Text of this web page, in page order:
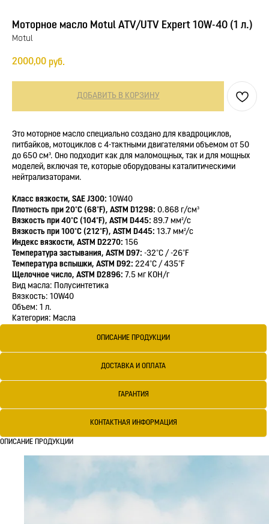
Моторное масло Motul ATV/UTV Expert 10W-40 (1 л.)
Motul
2000,00 руб.
ДОБАВИТЬ В КОРЗИНУ
Это моторное масло специально создано для квадроциклов,
питбайков, мотоциклов с 4-тактными двигателями объемом от 50
до 650 см³. Оно подходит как для маломощных, так и для мощных
моделей, включая те, которые оборудованы каталитическими
нейтрализаторами.
Класс вязкости, SAE J300: 10W40
Плотность при 20°C (68°F), ASTM D1298: 0.868 г/см³
Вязкость при 40°C (104°F), ASTM D445: 89.7 мм²/с
Вязкость при 100°C (212°F), ASTM D445: 13.7 мм²/с
Индекс вязкости, ASTM D2270: 156
Температура застывания, ASTM D97: -32°C / -26°F
Температура вспышки, ASTM D92: 224°C / 435°F
Щелочное число, ASTM D2896: 7.5 мг KOH/г
Вид масла: Полусинтетика
Вязкость: 10W40
Объем: 1 л.
Категория: Масла
ОПИСАНИЕ ПРОДУКЦИИ
ДОСТАВКА И ОПЛАТА
ГАРАНТИЯ
КОНТАКТНАЯ ИНФОРМАЦИЯ
ОПИСАНИЕ ПРОДУКЦИИ